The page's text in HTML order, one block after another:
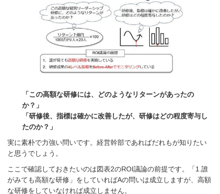
「この高額な研修には、どのようなリターンがあったの
か？」
「研修後、指標は確かに改善したが、研修はどの程度寄与し
たのか？」
実に素朴で力強い問いです。経営幹部であればだれもが知りたい
と思うでしょう。
ここで確認しておきたいのは図表2のROI議論の前提です。「1.誰
がみても高額な研修」をしていればAの問いは成立しますが、高額
な研修をしていなければ成立しません。